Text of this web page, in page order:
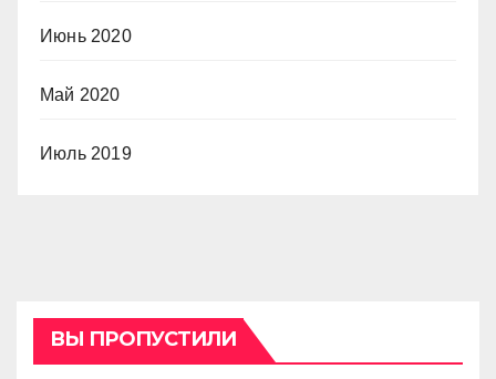
Июнь 2020
Май 2020
Июль 2019
ВЫ ПРОПУСТИЛИ